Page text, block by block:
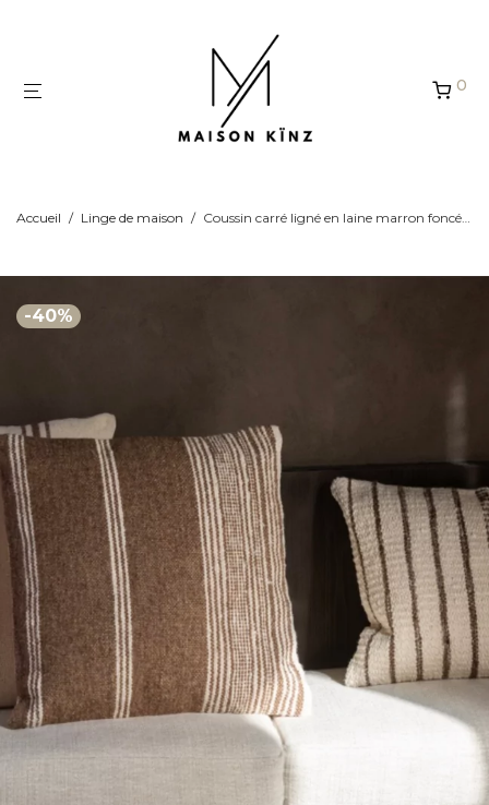
0
Accueil / Linge de maison / Coussin carré ligné en laine marron foncé & écru
-40%